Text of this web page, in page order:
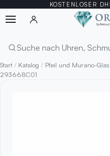
KOSTENLOSER
Suchen
Start / Katalog / Pfeil und Murano-
293668C01